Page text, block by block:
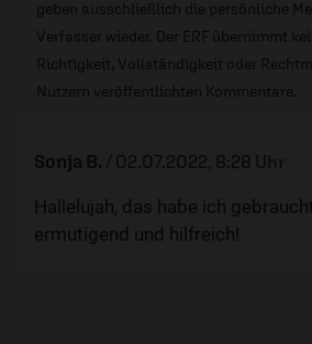
geben ausschließlich die persönliche
Verfasser wieder. Der ERF übernimmt
Richtigkeit, Vollständigkeit oder
Nutzern veröffentlichten Kommentare.
Sonja B. / 02.07.2022, 8:28 Uhr
Hallelujah, das habe ich
ermutigend und hilfreich!